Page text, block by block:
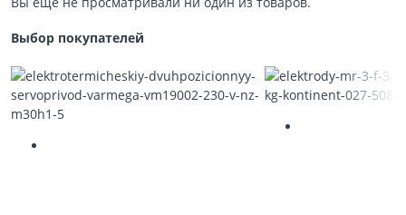
Выбор покупателей